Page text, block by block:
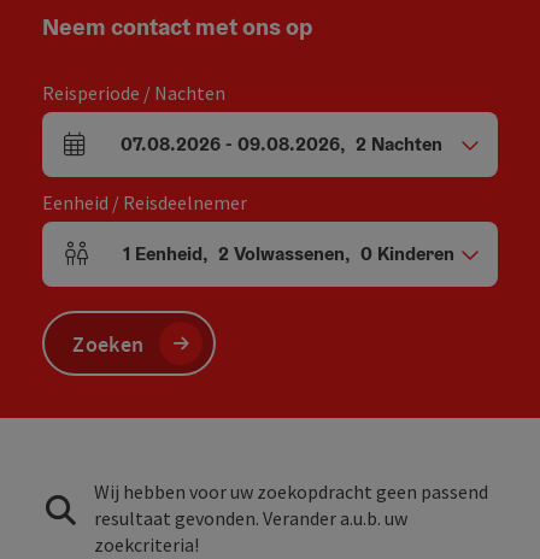
Neem contact met ons op
Reisperiode / Nachten
Velden voor aankomst en vertrek
07.08.2026- 09.08.2026, 2 Nachten
Eenheid / Reisdeelnemer
Aantal eenheden en persoonsvelden
1 Eenheid, 2 Volwassenen, 0 Kinderen
Zoeken
Wij hebben voor uw zoekopdracht geen passend
resultaat gevonden. Verander a.u.b. uw
zoekcriteria!